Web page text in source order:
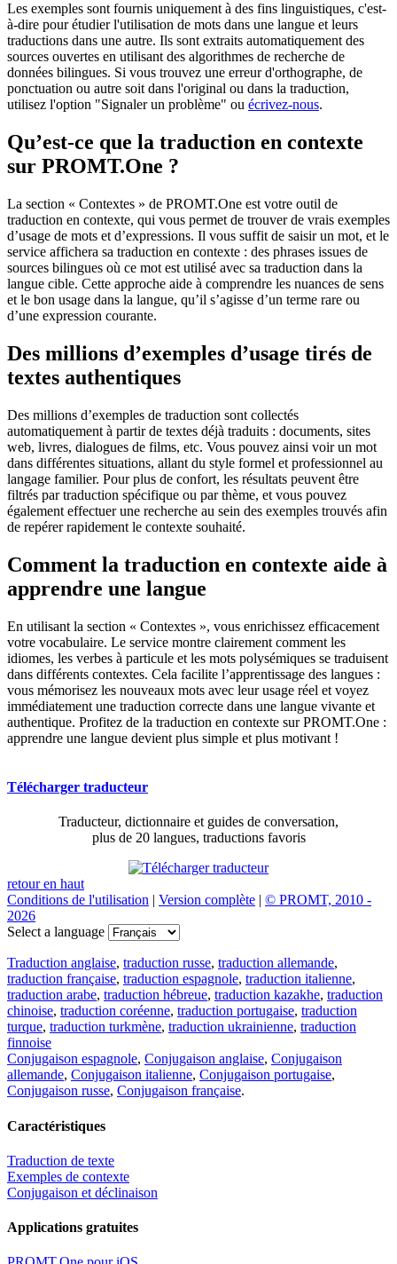
Les exemples sont fournis uniquement à des fins linguistiques, c'est-
à-dire pour étudier l'utilisation de mots dans une langue et leurs
traductions dans une autre. Ils sont extraits automatiquement des
sources ouvertes en utilisant des algorithmes de recherche de
données bilingues. Si vous trouvez une erreur d'orthographe, de
ponctuation ou autre soit dans l'original ou dans la traduction,
utilisez l'option "Signaler un problème" ou écrivez-nous.
Qu’est-ce que la traduction en contexte
sur PROMT.One ?
La section « Contextes » de PROMT.One est votre outil de
traduction en contexte, qui vous permet de trouver de vrais exemples
d’usage de mots et d’expressions. Il vous suffit de saisir un mot, et le
service affichera sa traduction en contexte : des phrases issues de
sources bilingues où ce mot est utilisé avec sa traduction dans la
langue cible. Cette approche aide à comprendre les nuances de sens
et le bon usage dans la langue, qu’il s’agisse d’un terme rare ou
d’une expression courante.
Des millions d’exemples d’usage tirés de
textes authentiques
Des millions d’exemples de traduction sont collectés
automatiquement à partir de textes déjà traduits : documents, sites
web, livres, dialogues de films, etc. Vous pouvez ainsi voir un mot
dans différentes situations, allant du style formel et professionnel au
langage familier. Pour plus de confort, les résultats peuvent être
filtrés par traduction spécifique ou par thème, et vous pouvez
également effectuer une recherche au sein des exemples trouvés afin
de repérer rapidement le contexte souhaité.
Comment la traduction en contexte aide à
apprendre une langue
En utilisant la section « Contextes », vous enrichissez efficacement
votre vocabulaire. Le service montre clairement comment les
idiomes, les verbes à particule et les mots polysémiques se traduisent
dans différents contextes. Cela facilite l’apprentissage des langues :
vous mémorisez les nouveaux mots avec leur usage réel et voyez
immédiatement une traduction correcte dans une langue vivante et
authentique. Profitez de la traduction en contexte sur PROMT.One :
apprendre une langue devient plus simple et plus motivant !
Télécharger traducteur
Traducteur, dictionnaire et guides de conversation,
plus de 20 langues, traductions favoris
retour en haut
Conditions de l'utilisation | Version complète | © PROMT, 2010 -
2026
Select a language
Traduction anglaise, traduction russe, traduction allemande,
traduction française, traduction espagnole, traduction italienne,
traduction arabe, traduction hébreue, traduction kazakhe, traduction
chinoise, traduction coréenne, traduction portugaise, traduction
turque, traduction turkmène, traduction ukrainienne, traduction
finnoise
Conjugaison espagnole, Conjugaison anglaise, Conjugaison
allemande, Conjugaison italienne, Conjugaison portugaise,
Conjugaison russe, Conjugaison française.
Caractéristiques
Traduction de texte
Exemples de contexte
Conjugaison et déclinaison
Applications gratuites